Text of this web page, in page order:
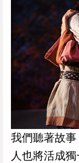
我們聽著故
人也將活成